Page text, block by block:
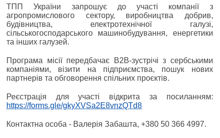
ТПП України запрошує до участі компанії з
агропромислового сектору, виробництва добрив,
будівництва, електротехнічної галузі,
сільськогосподарського машинобудування, енергетики
та інших галузей.
Програма місії передбачає B2B-зустрічі з сербськими
компаніями, візити на підприємства, пошук нових
партнерів та обговорення спільних проєктів.
Реєстрація для участі відкрита за посиланням:
https://forms.gle/gkyXVSa2E8vnzQTd8
Контактна особа - Валерія Забашта, +380 50 366 4997.